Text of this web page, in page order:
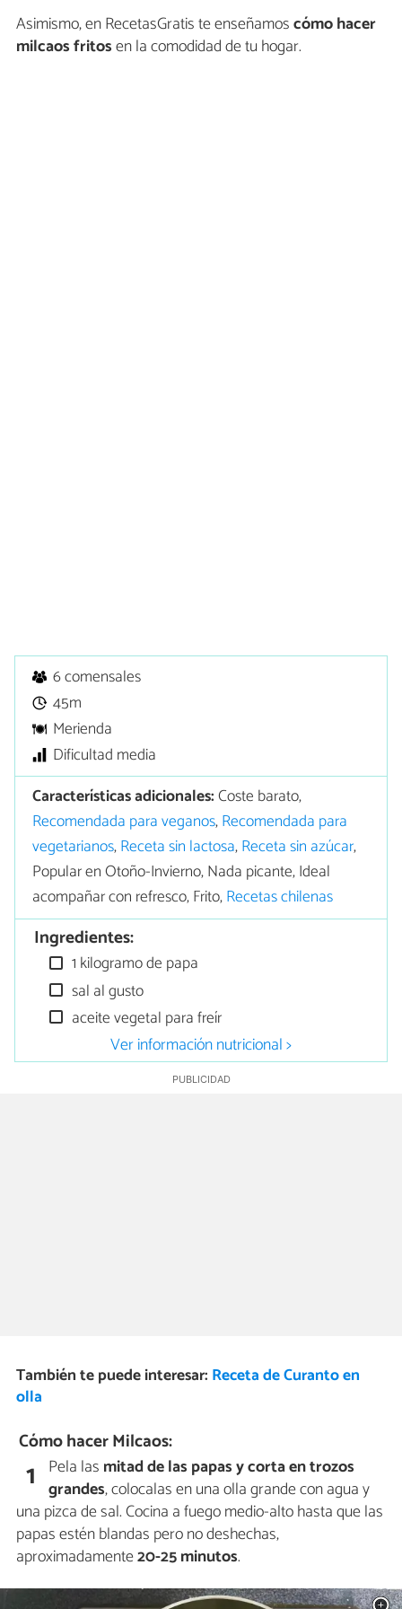
Asimismo, en RecetasGratis te enseñamoscómo hacer
milcaos fritosen la comodidad de tu hogar.
6 comensales
45m
Merienda
Dificultad media
Características adicionales:Coste barato,
Recomendada para veganos,Recomendada para
vegetarianos,Receta sin lactosa,Receta sin azúcar,
Popular en Otoño-Invierno, Nada picante, Ideal
acompañar con refresco, Frito,Recetas chilenas
Ingredientes:
1 kilogramo de papa
sal al gusto
aceite vegetal para freír
Ver información nutricional >
También te puede interesar: Receta de Curanto en
olla
Cómo hacer Milcaos:
1 Pela las mitad de las papas y corta en trozos
grandes, colocalas en una olla grande con agua y
una pizca de sal. Cocina a fuego medio-alto hasta que las
papas estén blandas pero no deshechas,
aproximadamente20-25 minutos.